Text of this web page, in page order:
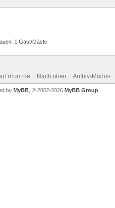
1 Gast/Gäste
Nach oben Archiv-Modus
by MyBB , © 2002-2026 MyBB Group